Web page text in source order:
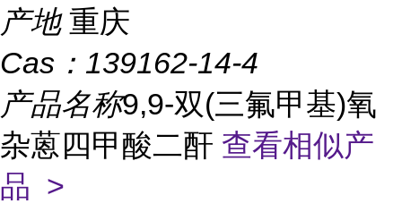
产地 重庆
Cas： 139162-14-4
产品名称9,9-双(三氟甲基)氧
杂蒽四甲酸二酐 查看相似产
品 >